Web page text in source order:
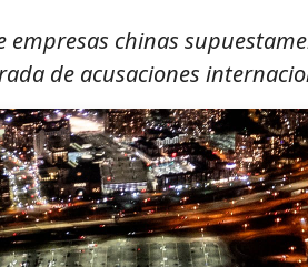
empresas chinas
de acusaciones